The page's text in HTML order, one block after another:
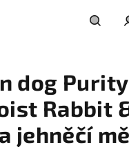
dog
Rabbit
jehněčí